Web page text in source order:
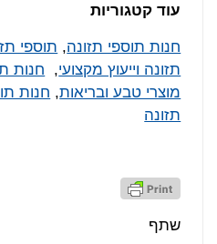
עוד קטגוריות
חנות תוספי תזונה, תוספי
תזונה וייעוץ מקצועי, חנות
מוצרי טבע ובריאות, חנות
תזונה
שתף